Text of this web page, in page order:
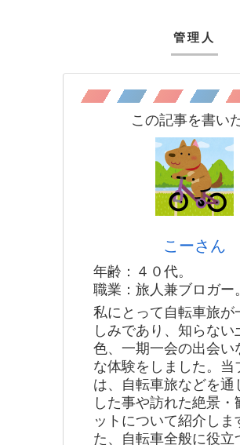
管理人
この記事を書い
こーさん
年齢：４０代。
職業：旅人兼ブロガー。
私にとって自転車旅が
しみであり、知らない
色、一期一会の出会い
な体験をしました。当
は、自転車旅などを通
した事や訪れた絶景・
ットについて紹介しま
た、自転車全般に役立